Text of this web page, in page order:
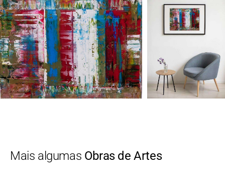
Mais algumas Obras de Artes